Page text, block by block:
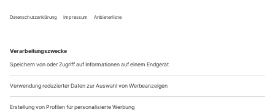
Tel.: 00 43/22 52/253 253-0
23. Raimund, Der Alpenkönig und der Menschenfeind
R. Jérôme Savary